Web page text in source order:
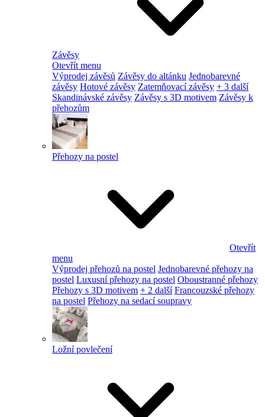
Závěsy
Otevřít menu
Výprodej závěsů Závěsy do altánku Jednobarevné
závěsy Hotové závěsy Zatemňovací závěsy + 3 další
Skandinávské závěsy Závěsy s 3D motivem Závěsy k
přehozům
Přehozy na postel
Otevřít
menu
Výprodej přehozů na postel Jednobarevné přehozy na
postel Luxusní přehozy na postel Oboustranné přehozy
Přehozy s 3D motivem + 2 další Francouzské přehozy
na postel Přehozy na sedací soupravy
Ložní povlečení